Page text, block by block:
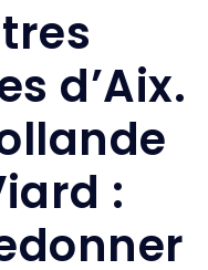
d’Aix.
: